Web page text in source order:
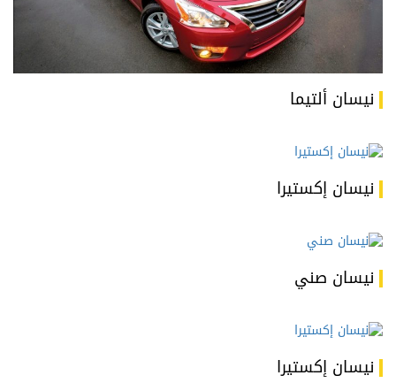
نيسان ألتيما
نيسان إكستيرا
نيسان صني
نيسان إكستيرا